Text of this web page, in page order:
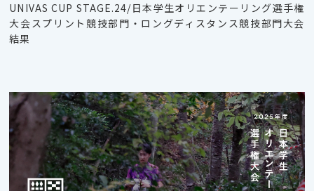
UNIVAS CUP STAGE.24/日本学生オリエンテーリング選手権
大会スプリント競技部門・ロングディスタンス競技部門大会
結果